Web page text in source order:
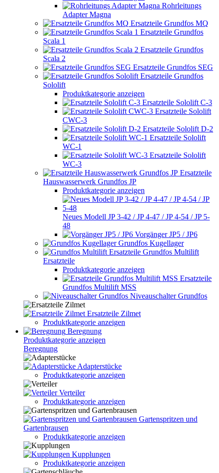
Rohrleitungs
Adapter Magna
Ersatzteile Grundfos MQ
Ersatzteile Grundfos
Scala 1
Ersatzteile Grundfos
Scala 2
Ersatzteile Grundfos SEG
Ersatzteile Grundfos
Sololift
Produktkategorie anzeigen
Ersatzteile Sololift C-3
Ersatzteile Sololift
CWC-3
Ersatzteile Sololift D-2
Ersatzteile Sololift
WC-1
Ersatzteile Sololift
WC-3
Ersatzteile
Hauswasserwerk Grundfos JP
Produktkategorie anzeigen
Neues Modell JP 3-42 / JP 4-47 / JP 4-54 / JP 5-
48
Vorgänger JP5 / JP6
Grundfos Kugellager
Grundfos Multilift
Ersatzteile
Produktkategorie anzeigen
Ersatzteile
Grundfos Multilift MSS
Niveauschalter Grundfos
Ersatzteile Zilmet
Produktkategorie anzeigen
Beregnung
Produktkategorie anzeigen
Beregnung
Adapterstücke
Produktkategorie anzeigen
Verteiler
Produktkategorie anzeigen
Gartenspritzen und
Gartenbrausen
Produktkategorie anzeigen
Kupplungen
Produktkategorie anzeigen